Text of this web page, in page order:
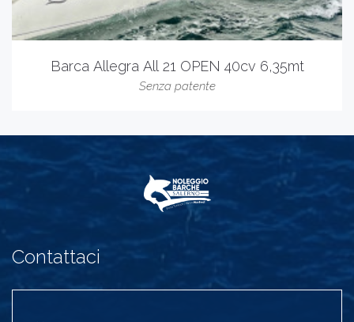
Barca Allegra All 21 OPEN 40cv 6,35mt
Senza patente
Contattaci